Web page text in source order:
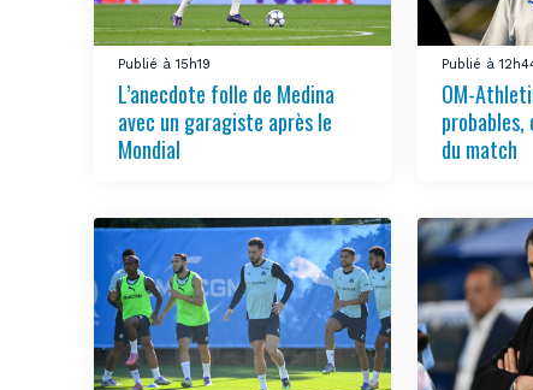
Publié à 15h19
L’anecdote folle de Medina
avec un garagiste après le
Mondial
Publié à
OM-
probables,
du match